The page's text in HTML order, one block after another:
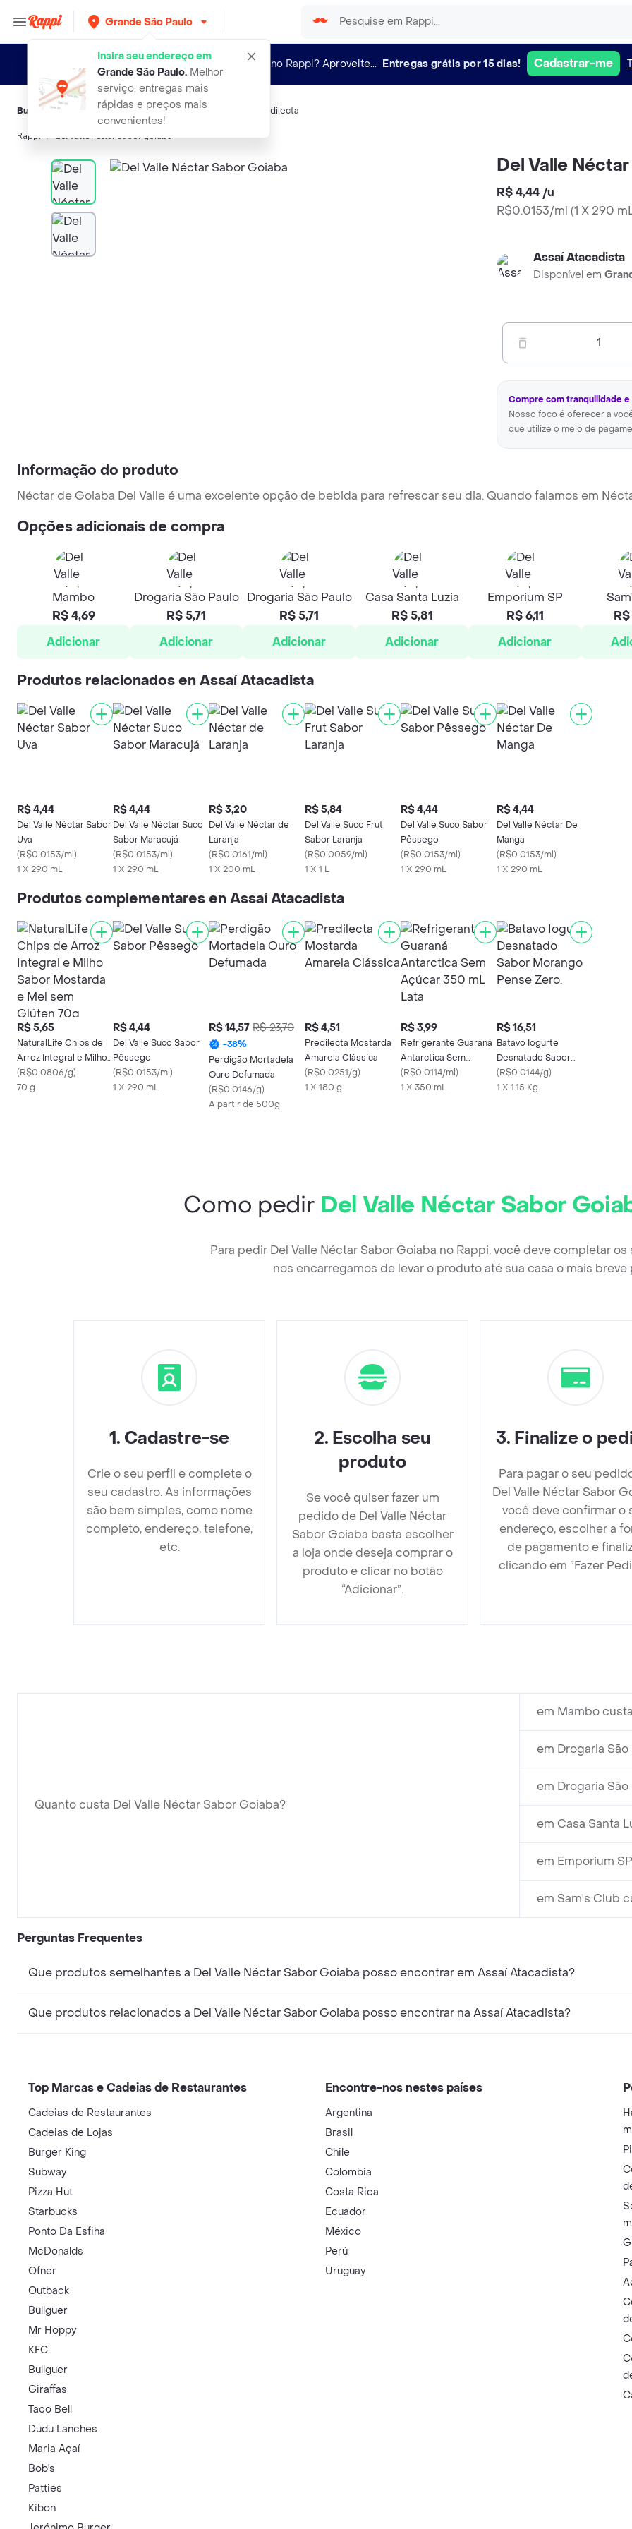
Grande São Paulo
Insira seu endereço em
Grande São Paulo.Melhor
serviço, entregas mais
rápidas e preços mais
convenientes!
Novo no Rappi? Aproveite... Entregas grátis por 15 dias! Cadastrar-me
Buscas relacionadas:Sucos ,Del Valle,Kodilar Predilecta
Rappi del valle nectar sabor goiaba
Del Valle
R$ 4,44 /u
R$0.0153/ml (1 X 290
Assaí Atacadista
Disponível em
1
Compre com tranquilidade e
Nosso foco é oferecer a
que utilize o meio de
Informação do produto
Néctar de Goiaba Del Valle é uma excelente opção de bebida para refrescar seu dia. Quando falamos em
Opções adicionais de compra
Mambo
R$ 4,69
Adicionar
Drogaria São Paulo
R$ 5,71
Adicionar
Drogaria São Paulo
R$ 5,71
Adicionar
Casa Santa Luzia
R$ 5,81
Adicionar
Emporium SP
R$ 6,11
Adicionar
R$
Produtos relacionados en Assaí Atacadista
R$ 4,44
Del Valle Néctar Sabor
Uva
(R$0.0153/ml)
1 X 290 mL
R$ 4,44
Del Valle Néctar Suco
Sabor Maracujá
(R$0.0153/ml)
1 X 290 mL
R$ 3,20
Del Valle Néctar de
Laranja
(R$0.0161/ml)
1 X 200 mL
R$ 5,84
Del Valle Suco Frut
Sabor Laranja
(R$0.0059/ml)
1 X 1 L
R$ 4,44
Del Valle Suco Sabor
Pêssego
(R$0.0153/ml)
1 X 290 mL
R$ 4,44
Del Valle Néctar De
Manga
(R$0.0153/ml)
1 X 290 mL
Produtos complementares en Assaí Atacadista
R$ 5,65
NaturalLife Chips de
Arroz Integral e Milho
Sabor Mostarda e Mel
sem Glúten 70g
(R$0.0806/g)
70 g
R$ 4,44
Del Valle Suco Sabor
Pêssego
(R$0.0153/ml)
1 X 290 mL
R$ 14,57 R$ 23,70
-38%
Perdigão Mortadela
Ouro Defumada
(R$0.0146/g)
A partir de 500g
R$ 4,51
Predilecta Mostarda
Amarela Clássica
(R$0.0251/g)
1 X 180 g
R$ 3,99
Refrigerante Guaraná
Antarctica Sem
Açúcar 350 mL Lata
(R$0.0114/ml)
1 X 350 mL
R$ 16,51
Batavo Iogurte
Desnatado Sabor
Morango Pense Zero.
(R$0.0144/g)
1 X 1.15 Kg
Como pedir Del Valle Néctar Sabor
Para pedir Del Valle Néctar Sabor Goiaba no Rappi, você deve completar
nos encarregamos de levar o produto até sua casa o mais breve
1. Cadastre-se
Crie o seu perfil e complete o
seu cadastro. As informações
são bem simples, como nome
completo, endereço, telefone,
etc.
2. Escolha seu
produto
Se você quiser fazer um
pedido de Del Valle Néctar
Sabor Goiaba basta escolher
a loja onde deseja comprar o
produto e clicar no botão
“Adicionar”.
3. Finalize o
Para pagar o seu
Del Valle Néctar Sabor
você deve confirmar o
endereço, escolher a
de pagamento e
clicando em ”Fazer
Quanto custa Del Valle Néctar Sabor Goiaba?
em Mambo
em Drogaria São
em Drogaria São
em Casa Santa
em Emporium
em Sam's Club
Perguntas Frequentes
Que produtos semelhantes a Del Valle Néctar Sabor Goiaba posso encontrar em Assaí Atacadista?
Que produtos relacionados a Del Valle Néctar Sabor Goiaba posso encontrar na Assaí Atacadista?
Top Marcas e Cadeias de Restaurantes
Cadeias de Restaurantes
Cadeias de Lojas
Burger King
Subway
Pizza Hut
Starbucks
Ponto Da Esfiha
McDonalds
Ofner
Outback
Bullguer
Mr Hoppy
KFC
Bullguer
Giraffas
Taco Bell
Dudu Lanches
Maria Açaí
Bob's
Patties
Kibon
Encontre-nos nestes países
Argentina
Brasil
Chile
Colombia
Costa Rica
Ecuador
México
Perú
Uruguay